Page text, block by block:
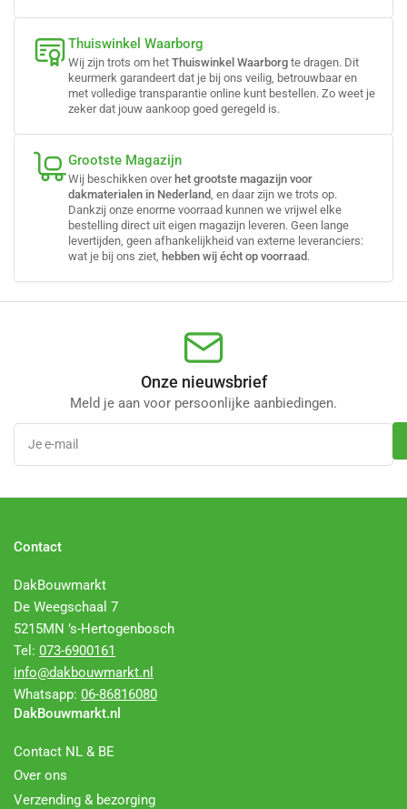
Thuiswinkel Waarborg
Wij zijn trots om het Thuiswinkel Waarborg te dragen. Dit
keurmerk garandeert dat je bij ons veilig, betrouwbaar en
met volledige transparantie online kunt bestellen. Zo weet je
zeker dat jouw aankoop goed geregeld is.
Grootste Magazijn
Wij beschikken over het grootste magazijn voor
dakmaterialen in Nederland , en daar zijn we trots op.
Dankzij onze enorme voorraad kunnen we vrijwel elke
bestelling direct uit eigen magazijn leveren. Geen lange
levertijden, geen afhankelijkheid van externe leveranciers:
wat je bij ons ziet, hebben wij écht op voorraad .
Onze nieuwsbrief
Meld je aan voor persoonlijke aanbiedingen.
Je
mail
Contact
DakBouwmarkt
De Weegschaal 7
5215MN ’s-Hertogenbosch
Tel: 073-6900161
info@dakbouwmarkt.nl
Whatsapp: 06-86816080
DakBouwmarkt.nl
Contact NL & BE
Over ons
Verzending & bezorging